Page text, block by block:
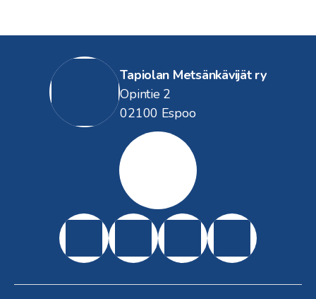
Tapiolan Metsänkävijät ry
Opintie 2
02100 Espoo
Kestävästi
partiossa